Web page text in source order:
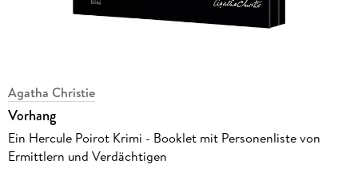
Agatha Christie
Vorhang
Ein Hercule Poirot Krimi - Booklet mit Personenliste von
Ermittlern und Verdächtigen